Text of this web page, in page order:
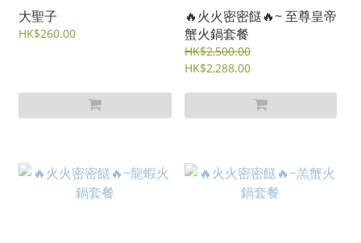
大聖子
HK$260.00
🔥火火密密餸🔥~ 至尊皇帝
蟹火鍋套餐
HK$2,500.00
HK$2,288.00